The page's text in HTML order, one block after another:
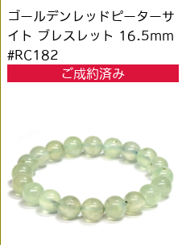
ゴールデンレッドピーターサ
イト ブレスレット 16.5mm
#RC182
ご成約済み